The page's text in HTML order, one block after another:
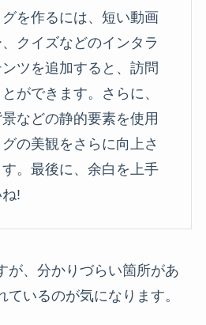
を作るには、短い動画
クイズなどのインタラ
ツを追加すると、訪問
ができます。さらに、
などの静的要素を使用
の美観をさらに向上さ
。最後に、余白を上手
!
が、分かりづらい箇所があ
ているのが気になります。